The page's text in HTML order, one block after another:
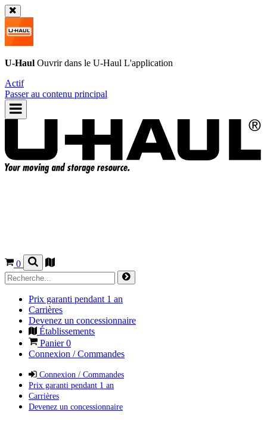
U-Haul Ouvrir dans le U-Haul L'application
Actif
Passer au contenu principal
0
Prix garanti pendant 1 an
Carrières
Devenez un concessionnaire
Établissements
Panier0
Connexion / Commandes
Connexion / Commandes
Prix garanti pendant 1 an
Carrières
Devenez un concessionnaire